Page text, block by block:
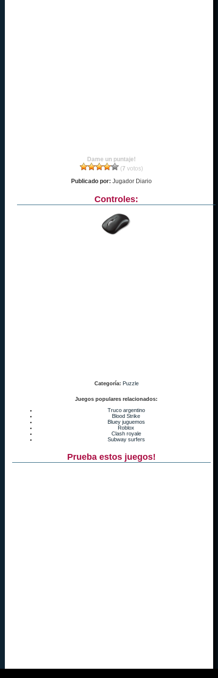
Dame un puntaje!
(7 votos)
Publicado por: Jugador Diario
Controles:
Categoría: Puzzle
Juegos populares relacionados:
Truco argentino
Blood Strike
Bluey juguemos
Roblox
Clash royale
Subway surfers
Prueba estos juegos!